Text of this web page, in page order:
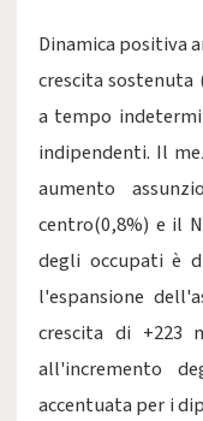
Dinamica positiva
crescita sostenuta
a tempo
indipendenti. Il
aumento
centro(0,8%) e il
degli occupati è
l'espansione
crescita di +223
all'incremento
accentuata per i